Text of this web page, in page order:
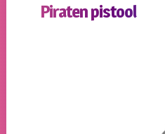
Verhuur apparatuur
Piraten pistool